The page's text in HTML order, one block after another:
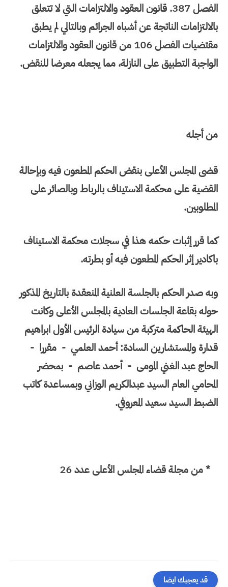
الفصل 387. قانون العقود والالتزامات التي لا تتعلق
بالالتزامات الناتجة عن أشباه الجرائم وبالتالي لم يطبق
مقتضيات الفصل 106 من قانون العقود والالتزامات
الواجبة التطبيق على النازلة، مما يجعله معرضا للنقض.
من أجله
قضى المجلس الأعلى بنقض الحكم المطعون فيه وبإحالة
القضية على محكمة الاستيناف بالرباط وبالصائر على
المطلوبين.
كما قرر إثبات حكمه هذا في سجلات محكمة الاستيناف
باكادير إثر الحكم المطعون فيه أو بطرته.
وبه صدر الحكم بالجلسة العلنية المنعقدة بالتاريخ المذكور
حوله بقاعة الجلسات العادية بالمجلس الأعلى وكانت
الهيئة الحاكمة متركبة من سيادة الرئيس الأول ابراهيم
قدارة والمستشارين السادة: أحمد العلمي - مقررا -
الحاج عبد الغني المومى - أحمد عاصم - بمحضر
المحامي العام السيد عبدالكريم الوزاني وبمساعدة كاتب
الضبط السيد سعيد المعروفي.
* من مجلة قضاء المجلس الأعلى عدد 26
قد يعجبك ايضا